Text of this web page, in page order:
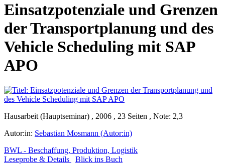
Einsatzpotenziale und Grenzen
der Transportplanung und des
Vehicle Scheduling mit SAP
APO
Hausarbeit (Hauptseminar) , 2006 , 23 Seiten , Note: 2,3
Autor:in: Sebastian Mosmann (Autor:in)
BWL - Beschaffung, Produktion, Logistik
Leseprobe & Details
Blick ins Buch